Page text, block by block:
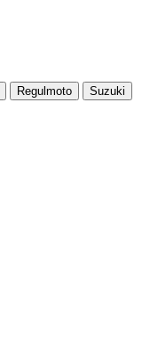
Regulmoto
Suzuki